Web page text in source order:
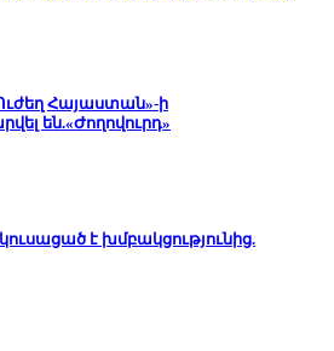
Հայաստան»-ի
են.«Ժողովուրդ»
է խմբակցությունից.